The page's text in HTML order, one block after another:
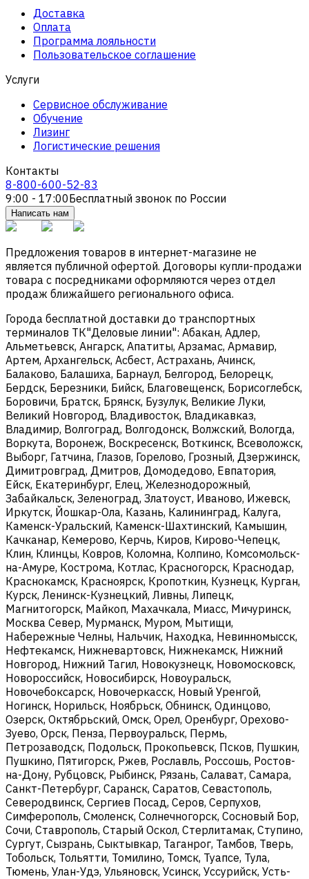
Доставка
Оплата
Программа лояльности
Пользовательское соглашение
Услуги
Сервисное обслуживание
Обучение
Лизинг
Логистические решения
Контакты
8-800-600-52-83
9:00 - 17:00Бесплатный звонок по России
Написать нам
Предложения товаров в интернет-магазине не
является публичной офертой. Договоры купли-продажи
товара с посредниками оформляются через отдел
продаж ближайшего регионального офиса.
Города бесплатной доставки до транспортных
терминалов ТК"Деловые линии": Абакан, Адлер,
Альметьевск, Ангарск, Апатиты, Арзамас, Армавир,
Артем, Архангельск, Асбест, Астрахань, Ачинск,
Балаково, Балашиха, Барнаул, Белгород, Белорецк,
Бердск, Березники, Бийск, Благовещенск, Борисоглебск,
Боровичи, Братск, Брянск, Бузулук, Великие Луки,
Великий Новгород, Владивосток, Владикавказ,
Владимир, Волгоград, Волгодонск, Волжский, Вологда,
Воркута, Воронеж, Воскресенск, Воткинск, Всеволожск,
Выборг, Гатчина, Глазов, Горелово, Грозный, Дзержинск,
Димитровград, Дмитров, Домодедово, Евпатория,
Ейск, Екатеринбург, Елец, Железнодорожный,
Забайкальск, Зеленоград, Златоуст, Иваново, Ижевск,
Иркутск, Йошкар-Ола, Казань, Калининград, Калуга,
Каменск-Уральский, Каменск-Шахтинский, Камышин,
Качканар, Кемерово, Керчь, Киров, Кирово-Чепецк,
Клин, Клинцы, Ковров, Коломна, Колпино, Комсомольск-
на-Амуре, Кострома, Котлас, Красногорск, Краснодар,
Краснокамск, Красноярск, Кропоткин, Кузнецк, Курган,
Курск, Ленинск-Кузнецкий, Ливны, Липецк,
Магнитогорск, Майкоп, Махачкала, Миасс, Мичуринск,
Москва Север, Мурманск, Муром, Мытищи,
Набережные Челны, Нальчик, Находка, Невинномысск,
Нефтекамск, Нижневартовск, Нижнекамск, Нижний
Новгород, Нижний Тагил, Новокузнецк, Новомосковск,
Новороссийск, Новосибирск, Новоуральск,
Новочебоксарск, Новочеркасск, Новый Уренгой,
Ногинск, Норильск, Ноябрьск, Обнинск, Одинцово,
Озерск, Октябрьский, Омск, Орел, Оренбург, Орехово-
Зуево, Орск, Пенза, Первоуральск, Пермь,
Петрозаводск, Подольск, Прокопьевск, Псков, Пушкин,
Пушкино, Пятигорск, Ржев, Рославль, Россошь, Ростов-
на-Дону, Рубцовск, Рыбинск, Рязань, Салават, Самара,
Санкт-Петербург, Саранск, Саратов, Севастополь,
Северодвинск, Сергиев Посад, Серов, Серпухов,
Симферополь, Смоленск, Солнечногорск, Сосновый Бор,
Сочи, Ставрополь, Старый Оскол, Стерлитамак, Ступино,
Сургут, Сызрань, Сыктывкар, Таганрог, Тамбов, Тверь,
Тобольск, Тольятти, Томилино, Томск, Туапсе, Тула,
Тюмень, Улан-Удэ, Ульяновск, Усинск, Уссурийск, Усть-